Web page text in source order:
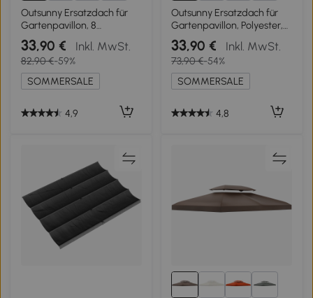
2+
Outsunny Ersatzdach für
Gartenpavillon, 8
Wasserabflusslöcher,
einfache Montage,
Polyester, grün, 2,98 x 2,98
m
33,90 € Inkl. MwSt.
82,90 €-59%
SOMMERSALE
4,9
2+
Outsunny Ersatzdach für
Gartenpavillon, Polyester,
2,98 x 2,98 m, Kaffee
33,90 € Inkl. MwSt.
73,90 €-54%
SOMMERSALE
4,8